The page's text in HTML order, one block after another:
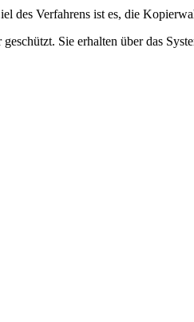
des Verfahrens ist es, die
Sie erhalten über das